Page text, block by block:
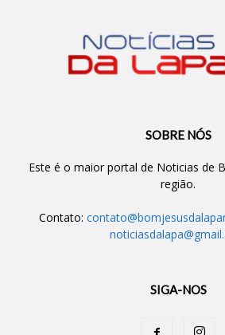
SOBRE NÓS
Este é o maior portal de Noticias de
região.
Contato:
SIGA-NOS